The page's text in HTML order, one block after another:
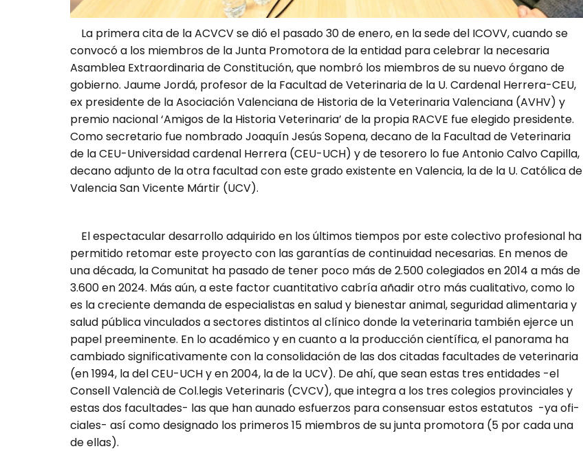
La primera cita de la ACVCV se dió el pasado 30 de enero, en la sede del ICOVV, cuando se
convocó a los miembros de la Junta Promotora de la entidad para celebrar la necesaria
Asamblea Extraordinaria de Constitución, que nombró los miembros de su nuevo órgano de
gobierno. Jaume Jordá, profesor de la Facultad de Veterinaria de la U. Cardenal Herrera-CEU,
ex presidente de la Asociación Valenciana de Historia de la Veterinaria Valenciana (AVHV) y
premio nacional ‘Amigos de la Historia Veterinaria’ de la propia RACVE fue elegido presidente.
Como secretario fue nombrado Joaquín Jesús Sopena, decano de la Facultad de Ve­te­ri­na­ria
de la CEU-Universidad cardenal Herrera (CEU-UCH) y de tesorero lo fue Antonio Calvo Capilla,
decano adjunto de la otra facultad con este gra­do existente en Valencia, la de la U. Católica de
Valencia San Vicente Mártir (UCV).
El espectacular desarrollo adquirido en los últimos tiempos por este colectivo profesional ha
permitido retomar este proyecto con las garantías de continuidad ne­cesarias. En menos de
una década, la Comunitat ha pasado de tener poco más de 2.500 colegiados en 2014 a más de
3.600 en 2024. Más aún, a este factor cuantitativo ca­bría añadir otro más cualitativo, como lo
es la creciente demanda de especialistas en salud y bienestar animal, seguridad alimen­ta­ria y
salud pública vinculados a sectores distintos al clínico donde la veterinaria también ejerce un
papel preeminente. En lo aca­démico y en cuanto a la producción científica, el panorama ha
cambiado significativamente con la consolidación de las dos citadas facultades de ve­te­ri­na­ria
(en 1994, la del CEU-UCH y en 2004, la de la UCV). De ahí, que sean estas tres entidades -el
Consell Valencià de Col.legis Veterinaris (CVCV), que in­­tegra a los tres colegios pro­vin­ciales y
estas dos facultades- las que han aunado esfuerzos para consensuar estos estatutos -ya ofi­
ciales- así como designado los primeros 15 miembros de su junta promotora (5 por cada una
de ellas).